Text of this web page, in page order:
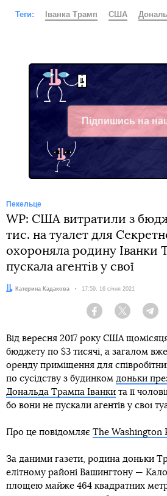
Теги: Іванка Трамп США
Підпишись на
Facebook
Пекельце
WP: США витратили з
тис. на туалет для
охороняла родину Іванки
пускала агентів у свої
Автор:Катерина Кадакова Дата:
17:59, 16 січня 2021
Facebook Twitter
Від вересня 2017 року США
бюджету по $3 тисячі, а загалом
оренду приміщення для
по сусідству з будинком доньки
Дональда Трампа Іванки та її
бо вони не пускали агентів у свої
Про це повідомляє The Washington
За даними газети, родина доньки
елітному районі Вашингтону —
площею майже 464 квадратних